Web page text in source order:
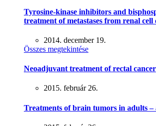
Tyrosine-kinase inhibitors and
treatment of metastases from renal cell
2014. december 19.
Összes megtekintése
Neoadjuvant treatment of rectal cancer
2015. február 26.
Treatments of brain tumors in adults –